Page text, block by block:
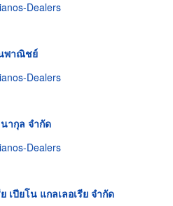
Dealers
พาณิชย์
Dealers
ากุล จำกัด
Dealers
เปียโน แกลเลอเรีย จำกัด